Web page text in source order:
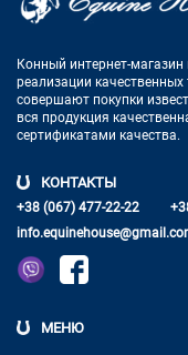
Конный интернет-магазин
реализации
совершают покупки
вся продукция
сертификатами качества.
КОНТАКТЫ
+38 (067) 477-22-22
МЕНЮ